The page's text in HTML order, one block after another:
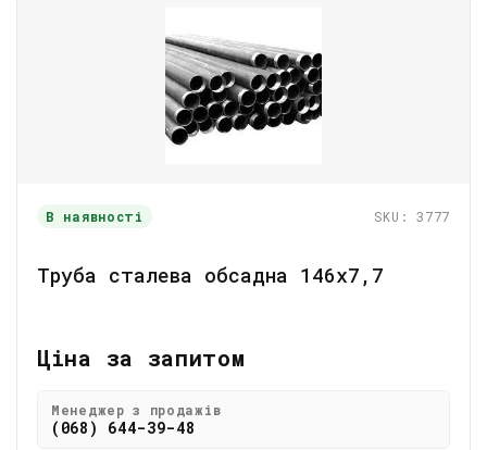
В наявності SKU: 3777
Труба сталева обсадна 146х7,7
Ціна за запитом
Менеджер з продажів
(068) 644-39-48